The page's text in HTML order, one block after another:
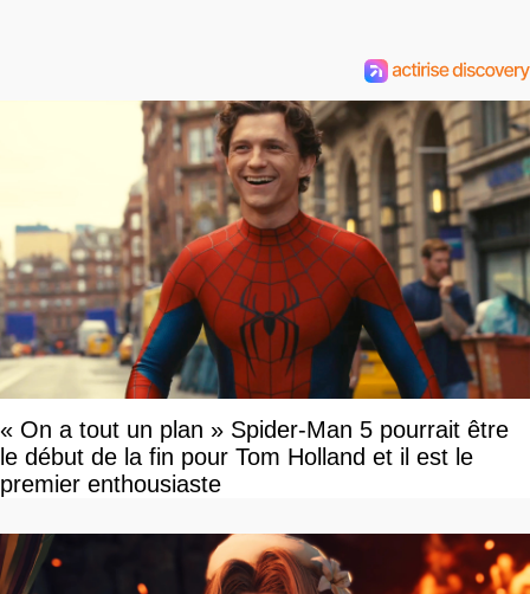
« On a tout un plan » Spider-Man 5 pourrait être
le début de la fin pour Tom Holland et il est le
premier enthousiaste